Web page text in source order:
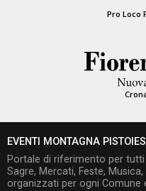
Pro Loco
EVENTI MONTAGNA
Portale di riferimento per
Sagre, Mercati, Feste,
organizzati per ogni Comune